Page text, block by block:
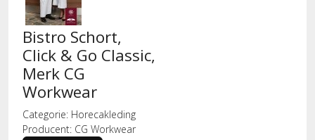
Bistro Schort,
Click & Go Classic,
Merk CG
Workwear
Categorie: Horecakleding
Producent: CG Workwear